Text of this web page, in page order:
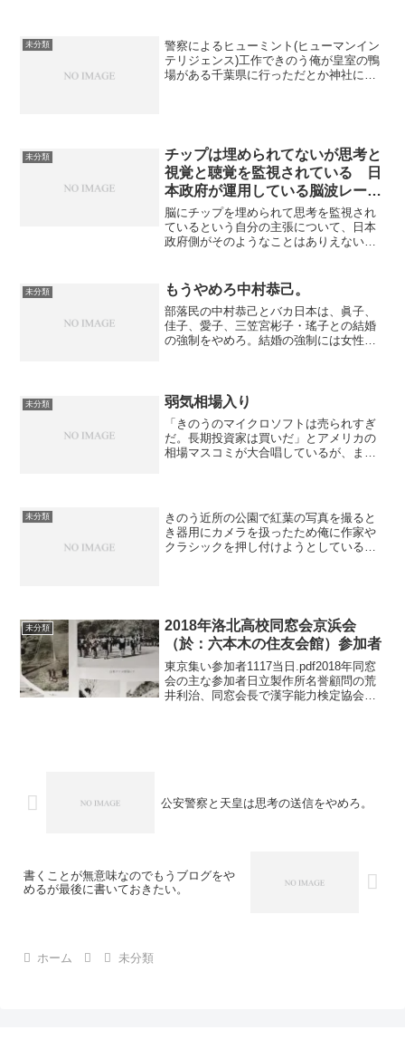
未分類
警察によるヒューミント(ヒューマンイン
テリジェンス)工作できのう俺が皇室の鴨
場がある千葉県に行っただとか神社に行
未分類
チップは埋められてないが思考と
視覚と聴覚を監視されている 日
本政府が運用している脳波レーダ
ーRNM（Remote Neural
Monitoring）について
脳にチップを埋められて思考を監視され
ているという自分の主張について、日本
政府側がそのようなことはありえない、
（諜報機関）は思考と視覚と聴覚の監視
に、もはやチップは使ってい...
未分類 もうやめろ中村恭己。
部落民の中村恭己とバカ日本は、眞子、
佳子、愛子、三笠宮彬子・瑤子との結婚
の強制をやめろ。結婚の強制には女性皇
ぶっ殺す。俺は明治天皇が皇...
未分類 弱気相場入り
「きのうのマイクロソフトは売られすぎ
だ。長期投資家は買いだ」とアメリカの
相場マスコミが大合唱しているが、まあ
の安値までマイクロソフト...
未分類
きのう近所の公園で紅葉の写真を撮ると
き器用にカメラを扱ったため俺に作家や
クラシックを押し付けようとしている警
未分類
2018年洛北高校同窓会京浜会
（於：六本木の住友会館）参加者
東京集い参加者1117当日.pdf2018年同窓
会の主な参加者日立製作所名誉顧問の荒
井利治、同窓会長で漢字能力検定協会代
公安警察と天皇は思考の送信をやめろ。
書くことが無意味なのでもうブログをや
めるが最後に書いておきたい。
ホーム 未分類